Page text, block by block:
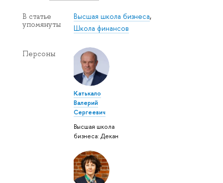
В статье
упомянуты
Высшая школа бизнеса,
Школа финансов
Персоны
Катькало
Валерий
Сергеевич
Высшая школа
бизнеса: Декан